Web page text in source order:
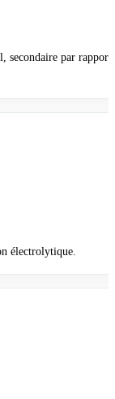
secondaire par rapport
électrolytique.